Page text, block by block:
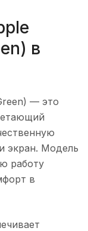
в
— это
экран. Модель
работу
в